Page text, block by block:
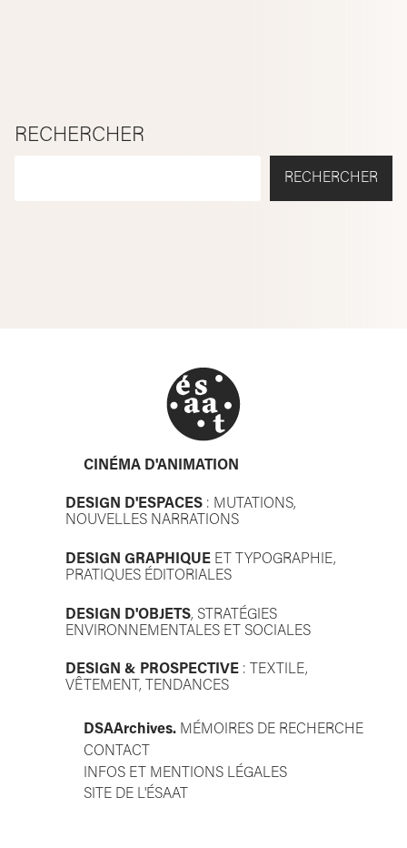
RECHERCHER
RECHERCHER
CINÉMA D'ANIMATION
DESIGN D'ESPACES : MUTATIONS,
NOUVELLES NARRATIONS
DESIGN GRAPHIQUE ET TYPOGRAPHIE,
PRATIQUES ÉDITORIALES
DESIGN D'OBJETS, STRATÉGIES
ENVIRONNEMENTALES ET SOCIALES
DESIGN & PROSPECTIVE : TEXTILE,
VÊTEMENT, TENDANCES
DSAArchives. MÉMOIRES DE RECHERCHE
CONTACT
INFOS ET MENTIONS LÉGALES
SITE DE L'ÉSAAT